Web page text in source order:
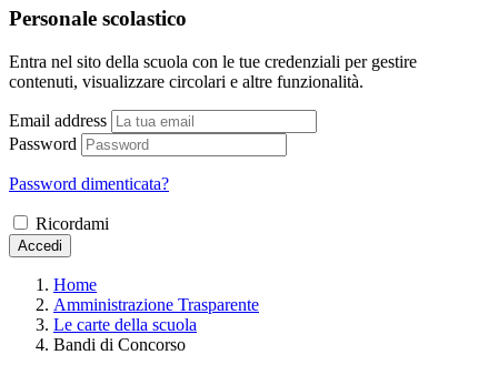
Personale scolastico
Entra nel sito della scuola con le tue credenziali per gestire
contenuti, visualizzare circolari e altre funzionalità.
Email address
Password
Password dimenticata?
Ricordami
Accedi
Home
Amministrazione Trasparente
Le carte della scuola
Bandi di Concorso